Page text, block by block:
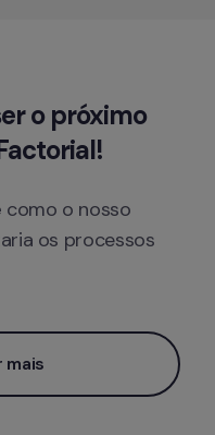
o próximo
como o nosso
os processos
mais